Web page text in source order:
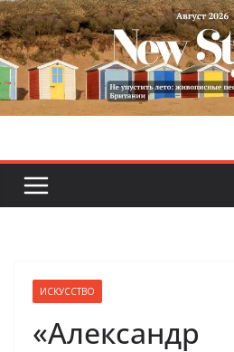
Skip
to
content
ИСКУССТВО
«Александр